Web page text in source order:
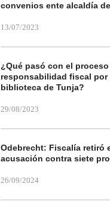
convenios ente alcaldía
13/07/2023
¿Qué pasó con el
responsabilidad fiscal por
biblioteca de Tunja?
29/08/2023
Odebrecht: Fiscalía retiró
acusación contra siete
26/09/2024